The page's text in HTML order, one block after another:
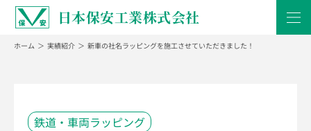
日本保安工業株式会社
ホーム 実績紹介 新車の社名ラッピングを施工させていただきました！
鉄道・車両ラッピング